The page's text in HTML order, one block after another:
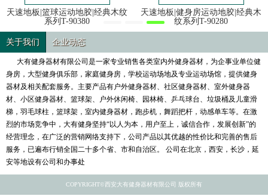
天速地板|篮球运动地胶|经典木纹
系列T-90380
天速地板|健身房运动地胶|经典木
纹系列T-90280
关于我们 企业动态
大有健身器材有限公司是一家专业销售各类室内外健身器材，为企事业单位健
身房，大型健身俱乐部，家庭健身房，学校运动场地及专业运动场馆，提供健身
器材及相关配套服务。主要产品有户外健身器材、社区健身器材、室外健身器
材、小区健身器材、篮球架、户外休闲椅、园林椅、乒乓球台、垃圾桶及儿童滑
梯，羽毛球柱，篮球架，室内健身器材，跑步机，舞蹈把杆，动感单车等。在激
烈的市场竞争中，大有健身坚持“以人为本，用户至上，诚信合作，发展创新”的
经营理念，在广泛的营销网络支持下，公司产品以其优越的性价比和完善的售后
服务，已遍布行销全国二十多个省、市和自治区。 公司在北京，西安，长沙，延
安等地设有公司和办事处
COPYRIGHT©西安大有健身器材有限公司 版权所有